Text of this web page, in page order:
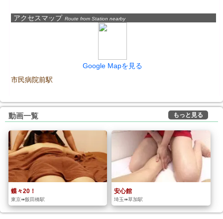
アクセスマップ Route from Station nearby
Google Mapを見る
市民病院前駅
動画一覧 もっと見る
蝶々20！
東京➠飯田橋駅
安心館
埼玉➠草加駅